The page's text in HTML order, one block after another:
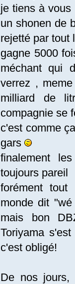
je tiens à vous
un shonen de
rejetté par tout
gagne 5000
méchant qui
verrez ,
milliard de
compagnie se
c'est comme
gars
finalement
toujours pareil
forément
monde dit
mais bon
Toriyama
c'est obligé!
De nos jours,